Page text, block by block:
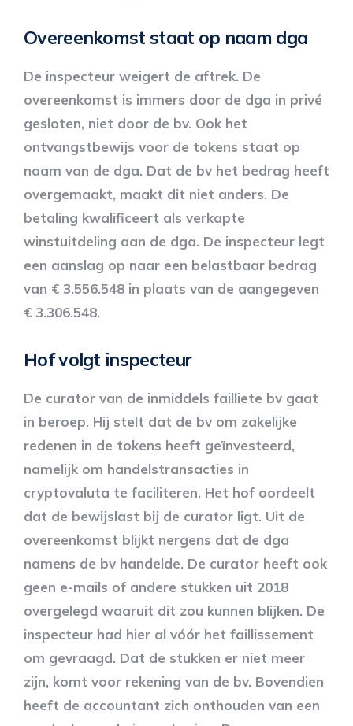
Overeenkomst staat op naam dga
De inspecteur weigert de aftrek. De
overeenkomst is immers door de dga in privé
gesloten, niet door de bv. Ook het
ontvangstbewijs voor de tokens staat op
naam van de dga. Dat de bv het bedrag heeft
overgemaakt, maakt dit niet anders. De
betaling kwalificeert als verkapte
winstuitdeling aan de dga. De inspecteur legt
een aanslag op naar een belastbaar bedrag
van € 3.556.548 in plaats van de aangegeven
€ 3.306.548.
Hof volgt inspecteur
De curator van de inmiddels failliete bv gaat
in beroep. Hij stelt dat de bv om zakelijke
redenen in de tokens heeft geïnvesteerd,
namelijk om handelstransacties in
cryptovaluta te faciliteren. Het hof oordeelt
dat de bewijslast bij de curator ligt. Uit de
overeenkomst blijkt nergens dat de dga
namens de bv handelde. De curator heeft ook
geen e-mails of andere stukken uit 2018
overgelegd waaruit dit zou kunnen blijken. De
inspecteur had hier al vóór het faillissement
om gevraagd. Dat de stukken er niet meer
zijn, komt voor rekening van de bv. Bovendien
heeft de accountant zich onthouden van een